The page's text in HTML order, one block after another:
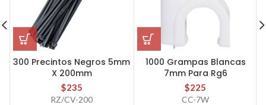
300 Precintos Negros 5mm
X 200mm
$235
RZ/CV-200
1000 Grampas Blancas
7mm Para Rg6
$225
CC-7W